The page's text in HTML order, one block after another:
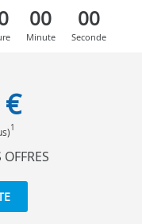
00
Minute
00
Seconde
1